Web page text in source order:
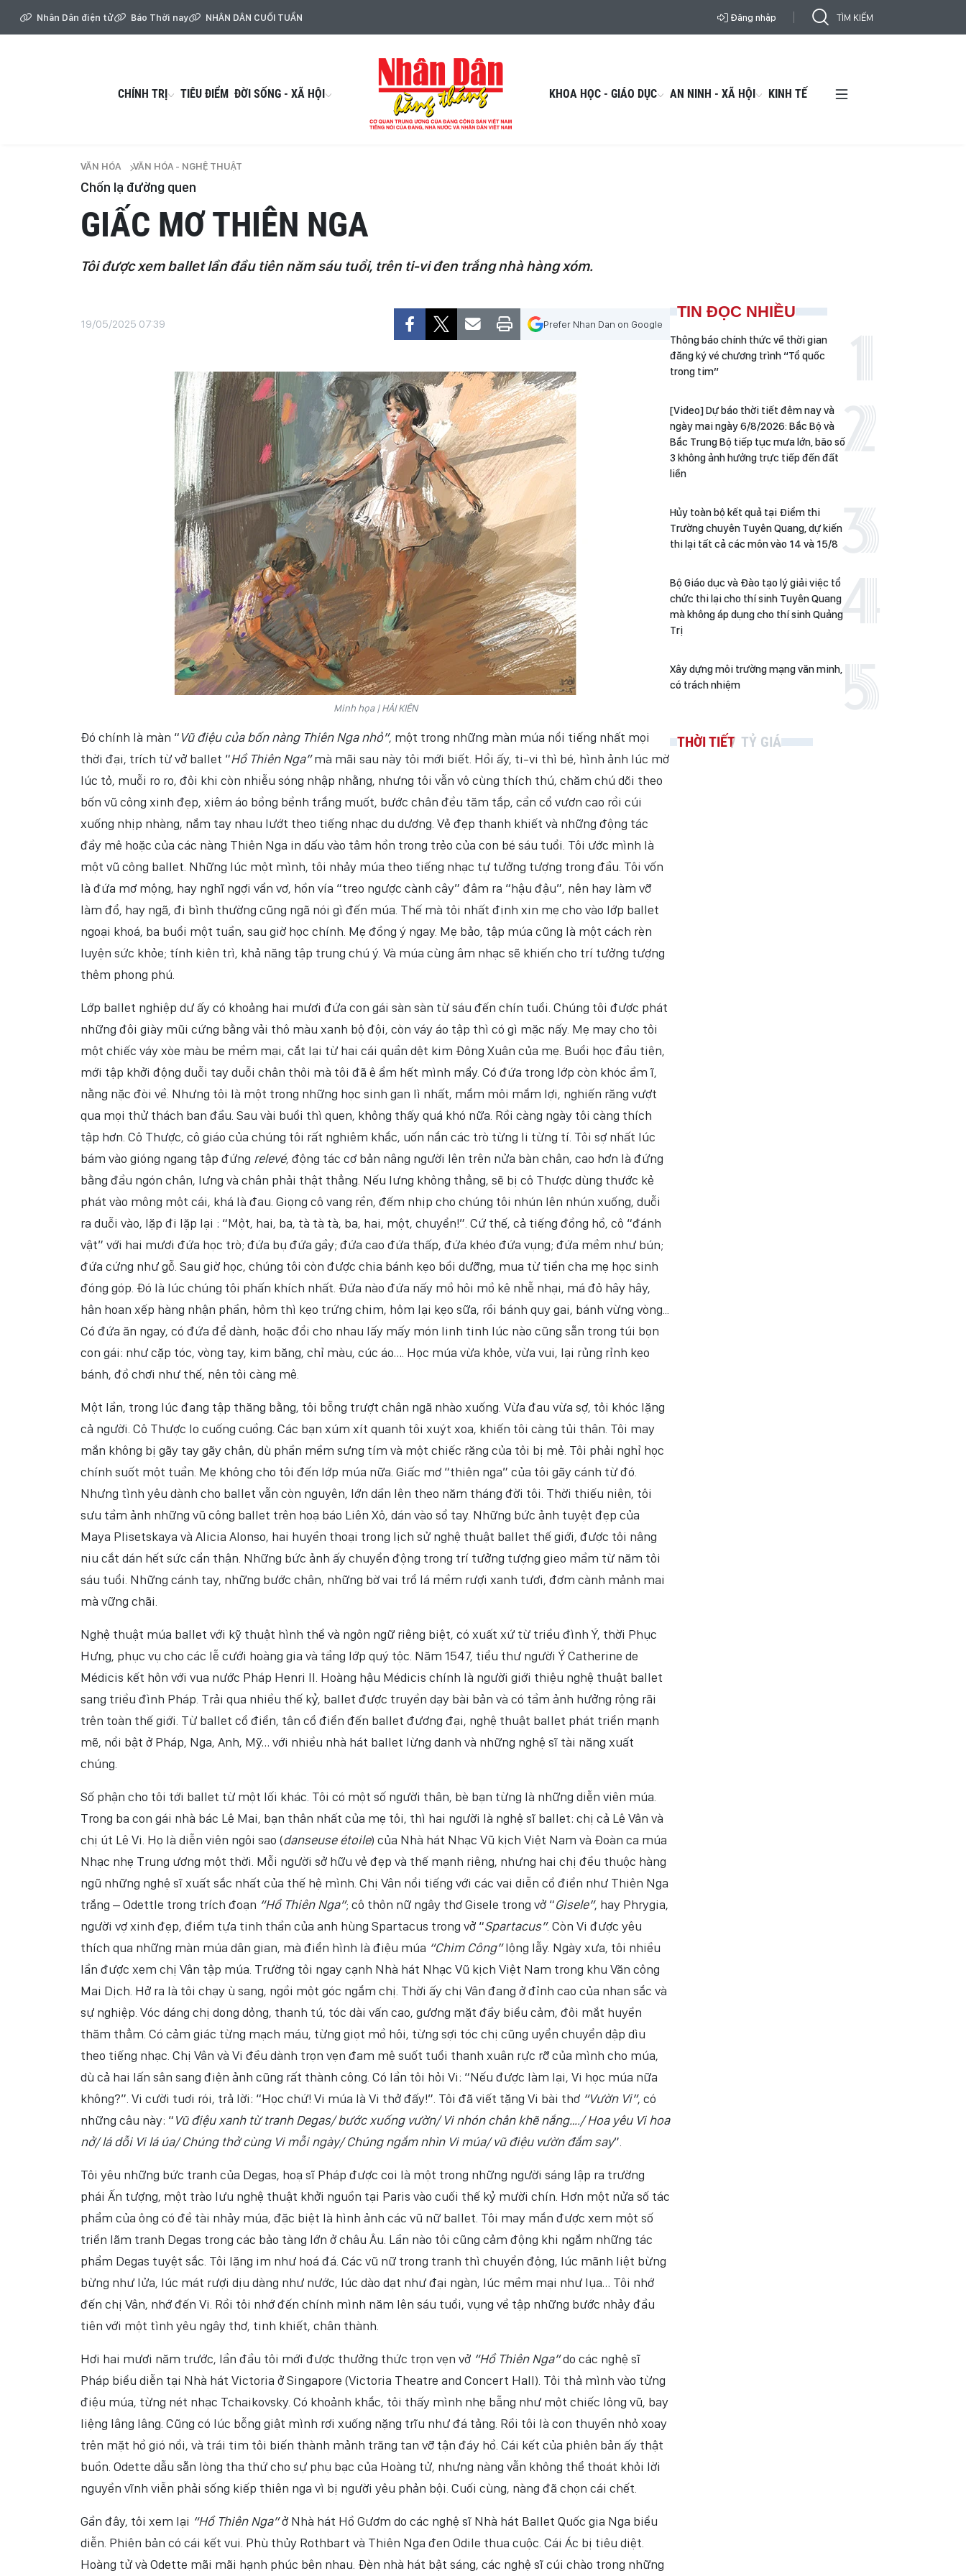
Nhân Dân điện tử Báo Thời nay NHÂN DÂN CUỐI TUẦN Đăng nhập
CHÍNH TRỊ TIÊU ĐIỂM ĐỜI SỐNG - XÃ HỘI KHOA HỌC - GIÁO DỤC AN NINH - XÃ HỘI KINH TẾ
VĂN HÓA VĂN HÓA - NGHỆ THUẬT
Chốn lạ đường quen
GIẤC MƠ THIÊN NGA
Tôi được xem ballet lần đầu tiên năm sáu tuổi, trên ti-vi đen trắng nhà hàng xóm.
19/05/2025 07:39 Prefer Nhan Dan on Google
Minh họa | HẢI KIÊN
Đó chính là màn “Vũ điệu của bốn nàng Thiên Nga nhỏ”, một trong những màn múa nổi tiếng nhất mọi
thời đại, trích từ vở ballet “Hồ Thiên Nga”mà mãi sau này tôi mới biết. Hồi ấy, ti-vi thì bé, hình ảnh lúc mờ
lúc tỏ, muỗi ro ro, đôi khi còn nhiễu sóng nhập nhằng, nhưng tôi vẫn vô cùng thích thú, chăm chú dõi theo
bốn vũ công xinh đẹp, xiêm áo bồng bềnh trắng muốt, bước chân đều tăm tắp, cần cổ vươn cao rồi cúi
xuống nhịp nhàng, nắm tay nhau lướt theo tiếng nhạc du dương. Vẻ đẹp thanh khiết và những động tác
đầy mê hoặc của các nàng Thiên Nga in dấu vào tâm hồn trong trẻo của con bé sáu tuổi. Tôi ước mình là
một vũ công ballet. Những lúc một mình, tôi nhảy múa theo tiếng nhạc tự tưởng tượng trong đầu. Tôi vốn
là đứa mơ mộng, hay nghĩ ngợi vẩn vơ, hồn vía “treo ngược cành cây” đâm ra “hậu đậu”, nên hay làm vỡ
làm đổ, hay ngã, đi bình thường cũng ngã nói gì đến múa. Thế mà tôi nhất định xin mẹ cho vào lớp ballet
ngoại khoá, ba buổi một tuần, sau giờ học chính. Mẹ đồng ý ngay. Mẹ bảo, tập múa cũng là một cách rèn
luyện sức khỏe; tính kiên trì, khả năng tập trung chú ý. Và múa cùng âm nhạc sẽ khiến cho trí tưởng tượng
thêm phong phú.
Lớp ballet nghiệp dư ấy có khoảng hai mươi đứa con gái sàn sàn từ sáu đến chín tuổi. Chúng tôi được phát
những đôi giày mũi cứng bằng vải thô màu xanh bộ đội, còn váy áo tập thì có gì mặc nấy. Mẹ may cho tôi
một chiếc váy xòe màu be mềm mại, cắt lại từ hai cái quần dệt kim Đông Xuân của mẹ. Buổi học đầu tiên,
mới tập khởi động duỗi tay duỗi chân thôi mà tôi đã ê ẩm hết mình mẩy. Có đứa trong lớp còn khóc ầm ĩ,
nằng nặc đòi về. Nhưng tôi là một trong những học sinh gan lì nhất, mắm môi mắm lợi, nghiến răng vượt
qua mọi thử thách ban đầu. Sau vài buổi thì quen, không thấy quá khó nữa. Rồi càng ngày tôi càng thích
tập hơn. Cô Thược, cô giáo của chúng tôi rất nghiêm khắc, uốn nắn các trò từng li từng tí. Tôi sợ nhất lúc
bám vào gióng ngang tập đứng relevé, động tác cơ bản nâng người lên trên nửa bàn chân, cao hơn là đứng
bằng đầu ngón chân, lưng và chân phải thật thẳng. Nếu lưng không thẳng, sẽ bị cô Thược dùng thước kẻ
phát vào mông một cái, khá là đau. Giọng cô vang rền, đếm nhịp cho chúng tôi nhún lên nhún xuống, duỗi
ra duỗi vào, lặp đi lặp lại : “Một, hai, ba, tà tà tà, ba, hai, một, chuyển!”. Cứ thế, cả tiếng đồng hồ, cô “đánh
vật” với hai mươi đứa học trò; đứa bụ đứa gầy; đứa cao đứa thấp, đứa khéo đứa vụng; đứa mềm như bún;
đứa cứng như gỗ. Sau giờ học, chúng tôi còn được chia bánh kẹo bồi dưỡng, mua từ tiền cha mẹ học sinh
đóng góp. Đó là lúc chúng tôi phấn khích nhất. Đứa nào đứa nấy mồ hôi mồ kê nhễ nhại, má đỏ hây hây,
hân hoan xếp hàng nhận phần, hôm thì kẹo trứng chim, hôm lại kẹo sữa, rồi bánh quy gai, bánh vừng vòng...
Có đứa ăn ngay, có đứa để dành, hoặc đổi cho nhau lấy mấy món linh tinh lúc nào cũng sẵn trong túi bọn
con gái: như cặp tóc, vòng tay, kim băng, chỉ màu, cúc áo…. Học múa vừa khỏe, vừa vui, lại rủng rỉnh kẹo
bánh, đồ chơi như thế, nên tôi càng mê.
Một lần, trong lúc đang tập thăng bằng, tôi bỗng trượt chân ngã nhào xuống. Vừa đau vừa sợ, tôi khóc lặng
cả người. Cô Thược lo cuống cuồng. Các bạn xúm xít quanh tôi xuýt xoa, khiến tôi càng tủi thân. Tôi may
mắn không bị gãy tay gãy chân, dù phần mềm sưng tím và một chiếc răng của tôi bị mẻ. Tôi phải nghỉ học
chính suốt một tuần. Mẹ không cho tôi đến lớp múa nữa. Giấc mơ “thiên nga” của tôi gãy cánh từ đó.
Nhưng tình yêu dành cho ballet vẫn còn nguyên, lớn dần lên theo năm tháng đời tôi. Thời thiếu niên, tôi
sưu tầm ảnh những vũ công ballet trên hoạ báo Liên Xô, dán vào sổ tay. Những bức ảnh tuyệt đẹp của
Maya Plisetskaya và Alicia Alonso, hai huyền thoại trong lịch sử nghệ thuật ballet thế giới, được tôi nâng
niu cắt dán hết sức cẩn thận. Những bức ảnh ấy chuyển động trong trí tưởng tượng gieo mầm từ năm tôi
sáu tuổi. Những cánh tay, những bước chân, những bờ vai trổ lá mềm rượi xanh tươi, đơm cành mảnh mai
mà vững chãi.
Nghệ thuật múa ballet với kỹ thuật hình thể và ngôn ngữ riêng biệt, có xuất xứ từ triều đình Ý, thời Phục
Hưng, phục vụ cho các lễ cưới hoàng gia và tầng lớp quý tộc. Năm 1547, tiểu thư người Ý Catherine de
Médicis kết hôn với vua nước Pháp Henri II. Hoàng hậu Médicis chính là người giới thiệu nghệ thuật ballet
sang triều đình Pháp. Trải qua nhiều thế kỷ, ballet được truyền dạy bài bản và có tầm ảnh hưởng rộng rãi
trên toàn thế giới. Từ ballet cổ điển, tân cổ điển đến ballet đương đại, nghệ thuật ballet phát triển mạnh
mẽ, nổi bật ở Pháp, Nga, Anh, Mỹ… với nhiều nhà hát ballet lừng danh và những nghệ sĩ tài năng xuất
chúng.
Số phận cho tôi tới ballet từ một lối khác. Tôi có một số người thân, bè bạn từng là những diễn viên múa.
Trong ba con gái nhà bác Lê Mai, bạn thân nhất của mẹ tôi, thì hai người là nghệ sĩ ballet: chị cả Lê Vân và
chị út Lê Vi. Họ là diễn viên ngôi sao (danseuse étoile) của Nhà hát Nhạc Vũ kịch Việt Nam và Đoàn ca múa
Nhạc nhẹ Trung ương một thời. Mỗi người sở hữu vẻ đẹp và thế mạnh riêng, nhưng hai chị đều thuộc hàng
ngũ những nghệ sĩ xuất sắc nhất của thế hệ mình. Chị Vân nổi tiếng với các vai diễn cổ điển như Thiên Nga
trắng – Odettle trong trích đoạn “Hồ Thiên Nga”; cô thôn nữ ngây thơ Gisele trong vở “Gisele”, hay Phrygia,
người vợ xinh đẹp, điểm tựa tinh thần của anh hùng Spartacus trong vở “Spartacus”. Còn Vi được yêu
thích qua những màn múa dân gian, mà điển hình là điệu múa “Chim Công”lộng lẫy. Ngày xưa, tôi nhiều
lần được xem chị Vân tập múa. Trường tôi ngay cạnh Nhà hát Nhạc Vũ kịch Việt Nam trong khu Văn công
Mai Dịch. Hở ra là tôi chạy ù sang, ngồi một góc ngắm chị. Thời ấy chị Vân đang ở đỉnh cao của nhan sắc và
sự nghiệp. Vóc dáng chị dong dỏng, thanh tú, tóc dài vấn cao, gương mặt đầy biểu cảm, đôi mắt huyền
thăm thẳm. Có cảm giác từng mạch máu, từng giọt mồ hôi, từng sợi tóc chị cũng uyển chuyển dập dìu
theo tiếng nhạc. Chị Vân và Vi đều dành trọn vẹn đam mê suốt tuổi thanh xuân rực rỡ của mình cho múa,
dù cả hai lấn sân sang điện ảnh cũng rất thành công. Có lần tôi hỏi Vi: “Nếu được làm lại, Vi học múa nữa
không?”. Vi cười tuơi rói, trả lời: “Học chứ! Vi múa là Vi thở đấy!”. Tôi đã viết tặng Vi bài thơ “Vườn Vi”, có
những câu này: “Vũ điệu xanh từ tranh Degas/ bước xuống vườn/ Vi nhón chân khẽ nắng…./ Hoa yêu Vi hoa
nở/ lá dỗi Vi lá úa/ Chúng thở cùng Vi mỗi ngày/ Chúng ngắm nhìn Vi múa/ vũ điệu vườn đắm say”.
Tôi yêu những bức tranh của Degas, hoạ sĩ Pháp được coi là một trong những người sáng lập ra trường
phái Ấn tượng, một trào lưu nghệ thuật khởi nguồn tại Paris vào cuối thế kỷ mười chín. Hơn một nửa số tác
phẩm của ông có đề tài nhảy múa, đặc biệt là hình ảnh các vũ nữ ballet. Tôi may mắn được xem một số
triển lãm tranh Degas trong các bảo tàng lớn ở châu Âu. Lần nào tôi cũng cảm động khi ngắm những tác
phẩm Degas tuyệt sắc. Tôi lặng im như hoá đá. Các vũ nữ trong tranh thì chuyển động, lúc mãnh liệt bừng
bừng như lửa, lúc mát rượi dịu dàng như nước, lúc dào dạt như đại ngàn, lúc mềm mại như lụa… Tôi nhớ
đến chị Vân, nhớ đến Vi. Rồi tôi nhớ đến chính mình năm lên sáu tuổi, vụng về tập những bước nhảy đầu
tiên với một tình yêu ngây thơ, tinh khiết, chân thành.
Hơi hai mươi năm trước, lần đầu tôi mới được thưởng thức trọn vẹn vở “Hồ Thiên Nga”do các nghệ sĩ
Pháp biểu diễn tại Nhà hát Victoria ở Singapore (Victoria Theatre and Concert Hall). Tôi thả mình vào từng
điệu múa, từng nét nhạc Tchaikovsky. Có khoảnh khắc, tôi thấy mình nhẹ bẫng như một chiếc lông vũ, bay
liệng lâng lâng. Cũng có lúc bỗng giật mình rơi xuống nặng trĩu như đá tảng. Rồi tôi là con thuyền nhỏ xoay
trên mặt hồ gió nổi, và trái tim tôi biến thành mảnh trăng tan vỡ tận đáy hồ. Cái kết của phiên bản ấy thật
buồn. Odette dẫu sẵn lòng tha thứ cho sự phụ bạc của Hoàng tử, nhưng nàng vẫn không thể thoát khỏi lời
nguyền vĩnh viễn phải sống kiếp thiên nga vì bị người yêu phản bội. Cuối cùng, nàng đã chọn cái chết.
Gần đây, tôi xem lại “Hồ Thiên Nga”ở Nhà hát Hồ Gươm do các nghệ sĩ Nhà hát Ballet Quốc gia Nga biểu
diễn. Phiên bản có cái kết vui. Phù thủy Rothbart và Thiên Nga đen Odile thua cuộc. Cái Ác bị tiêu diệt.
Hoàng tử và Odette mãi mãi hạnh phúc bên nhau. Đèn nhà hát bật sáng, các nghệ sĩ cúi chào trong những
TIN ĐỌC NHIỀU
Thông báo chính thức về thời gian
đăng ký vé chương trình “Tổ quốc
trong tim”
[Video] Dự báo thời tiết đêm nay và
ngày mai ngày 6/8/2026: Bắc Bộ và
Bắc Trung Bộ tiếp tục mưa lớn, bão số
3 không ảnh hưởng trực tiếp đến đất
liền
Hủy toàn bộ kết quả tại Điểm thi
Trường chuyên Tuyên Quang, dự kiến
thi lại tất cả các môn vào 14 và 15/8
Bộ Giáo dục và Đào tạo lý giải việc tổ
chức thi lại cho thí sinh Tuyên Quang
mà không áp dụng cho thí sinh Quảng
Trị
Xây dựng môi trường mạng văn minh,
có trách nhiệm
THỜI TIẾT TỶ GIÁ